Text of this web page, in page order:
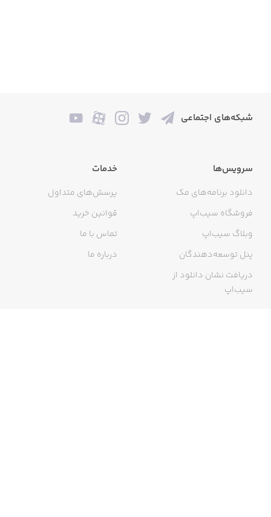
شبکه‌های اجتماعی
سرویس‌ها
دانلود برنامه‌های مک
فروشگاه سیب‌اپ
وبلاگ سیب‌اپ
پنل توسعه‌دهندگان
دریافت نشان دانلود از
سیب‌اپ
خدمات
پرسش‌های متداول
قوانین خرید
تماس با ما
درباره ما